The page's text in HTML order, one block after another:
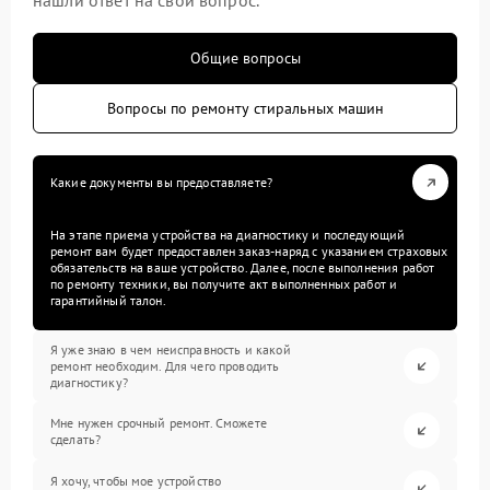
Общие вопросы
Вопросы по ремонту стиральных машин
Какие документы вы предоставляете?
На этапе приема устройства на диагностику и последующий
ремонт вам будет предоставлен заказ-наряд с указанием страховых
обязательств на ваше устройство. Далее, после выполнения работ
по ремонту техники, вы получите акт выполненных работ и
гарантийный талон.
Я уже знаю в чем неисправность и какой
ремонт необходим. Для чего проводить
диагностику?
Мне нужен срочный ремонт. Сможете
сделать?
Я хочу, чтобы мое устройство